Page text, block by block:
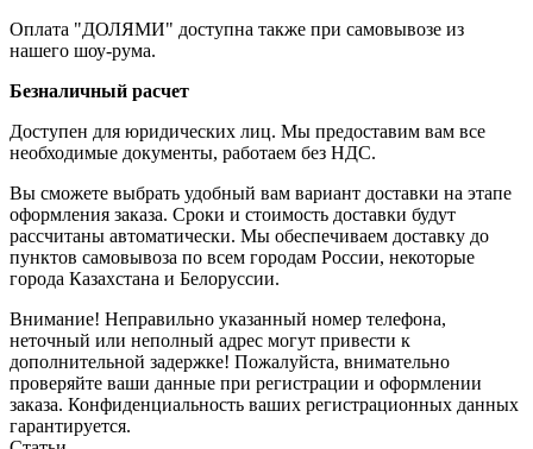
Оплата "ДОЛЯМИ" доступна также при самовывозе из
нашего шоу-рума.
Безналичный расчет
Доступен для юридических лиц. Мы предоставим вам все
необходимые документы, работаем без НДС.
Вы сможете выбрать удобный вам вариант доставки на этапе
оформления заказа. Сроки и стоимость доставки будут
рассчитаны автоматически. Мы обеспечиваем доставку до
пунктов самовывоза по всем городам России, некоторые
города Казахстана и Белоруссии.
Внимание! Неправильно указанный номер телефона,
неточный или неполный адрес могут привести к
дополнительной задержке! Пожалуйста, внимательно
проверяйте ваши данные при регистрации и оформлении
заказа. Конфиденциальность ваших регистрационных данных
гарантируется.